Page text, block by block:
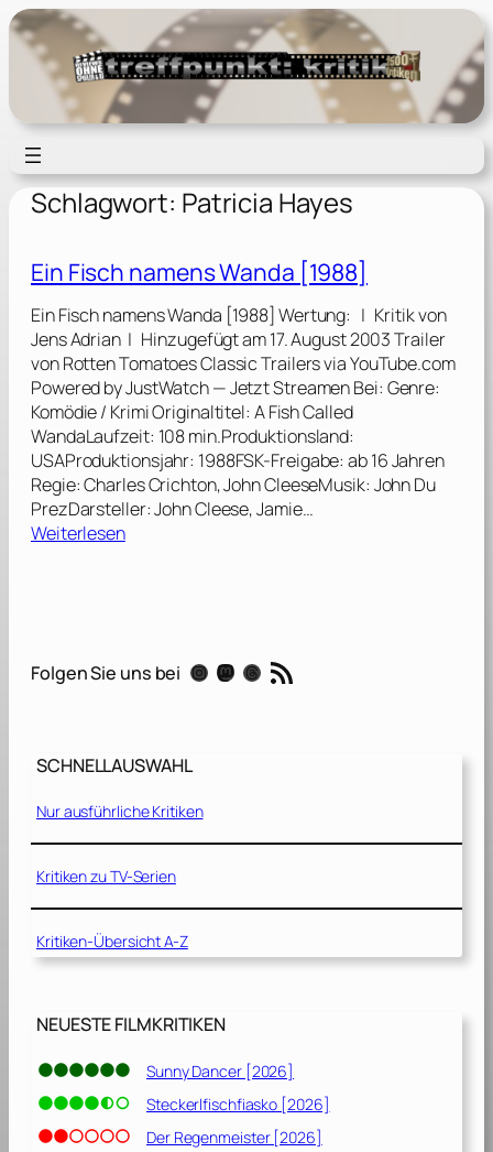
Zum
Inhalt
springen
Schlagwort: Patricia Hayes
Ein Fisch namens Wanda [1988]
Ein Fisch namens Wanda [1988] Wertung: | Kritik von
Jens Adrian | Hinzugefügt am 17. August 2003 Trailer
von Rotten Tomatoes Classic Trailers via YouTube.com
Powered by JustWatch — Jetzt Streamen Bei: Genre:
Komödie / Krimi Originaltitel: A Fish Called
WandaLaufzeit: 108 min.Produktionsland:
USAProduktionsjahr: 1988FSK-Freigabe: ab 16 Jahren
Regie: Charles Crichton, John CleeseMusik: John Du
PrezDarsteller: John Cleese, Jamie…
Weiterlesen:
s
a
e
n
s
n
d
[
9
8
]
Folgen Sie uns bei Instagram Mastodon Threads RSS-Feed
SCHNELLAUSWAHL
Nur ausführliche Kritiken
Kritiken zu TV-Serien
Kritiken-Übersicht A-Z
NEUESTE FILMKRITIKEN
Sunny Dancer [2026]
Steckerlfischfiasko [2026]
Der Regenmeister [2026]